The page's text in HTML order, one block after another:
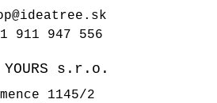
911 947 556
s.r.o.
1145/2